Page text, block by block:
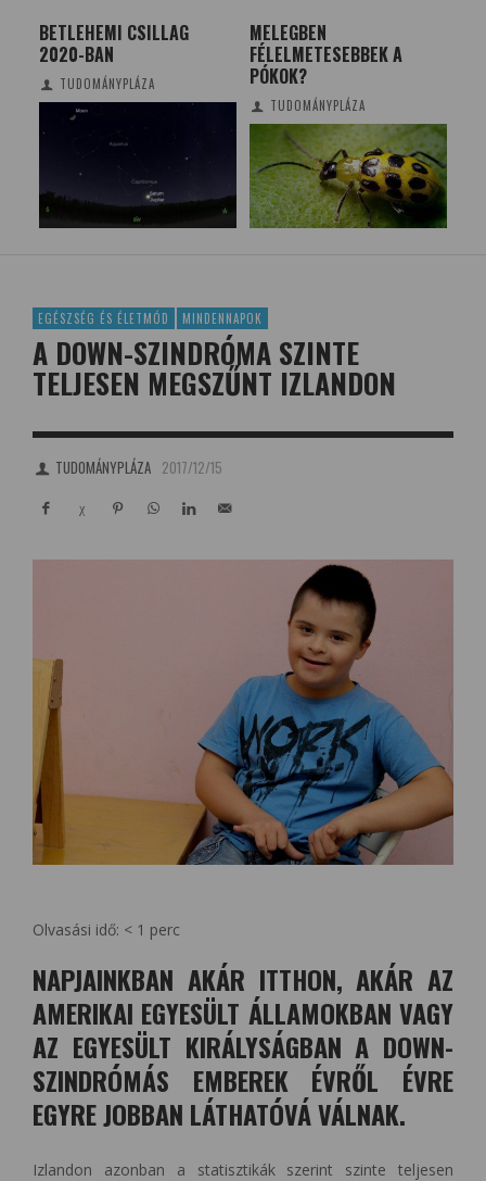
BETLEHEMI CSILLAG
2020-BAN
TUDOMÁNYPLÁZA
MELEGBEN
FÉLELMETESEBBEK A
PÓKOK?
TUDOMÁNYPLÁZA
EGÉSZSÉG ÉS ÉLETMÓD MINDENNAPOK
A DOWN-SZINDRÓMA SZINTE
TELJESEN MEGSZŰNT IZLANDON
TUDOMÁNYPLÁZA 2017/12/15
Olvasási idő: < 1 perc
NAPJAINKBAN AKÁR ITTHON, AKÁR AZ
AMERIKAI EGYESÜLT ÁLLAMOKBAN VAGY
AZ EGYESÜLT KIRÁLYSÁGBAN A DOWN-
SZINDRÓMÁS EMBEREK ÉVRŐL ÉVRE
EGYRE JOBBAN LÁTHATÓVÁ VÁLNAK.
Izlandon azonban a statisztikák szerint szinte teljesen